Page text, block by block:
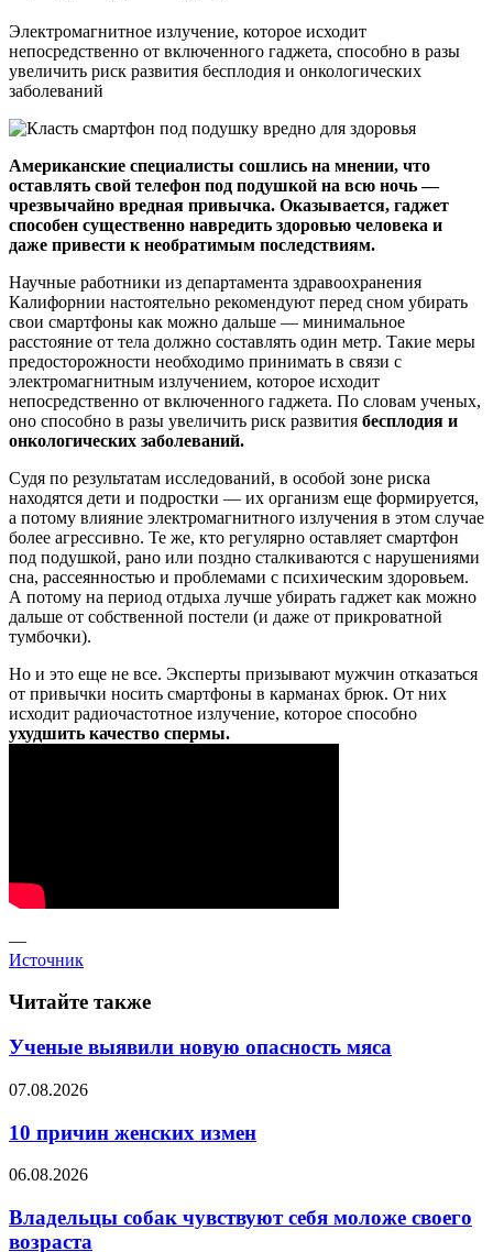
Электромагнитное излучение, которое исходит
непосредственно от включенного гаджета, способно в разы
увеличить риск развития бесплодия и онкологических
заболеваний
Американские специалисты сошлись на мнении, что
оставлять свой телефон под подушкой на всю ночь —
чрезвычайно вредная привычка. Оказывается, гаджет
способен существенно навредить здоровью человека и
даже привести к необратимым последствиям.
Научные работники из департамента здравоохранения
Калифорнии настоятельно рекомендуют перед сном убирать
свои смартфоны как можно дальше — минимальное
расстояние от тела должно составлять один метр. Такие меры
предосторожности необходимо принимать в связи с
электромагнитным излучением, которое исходит
непосредственно от включенного гаджета. По словам ученых,
оно способно в разы увеличить риск развития бесплодия и
онкологических заболеваний.
Судя по результатам исследований, в особой зоне риска
находятся дети и подростки — их организм еще формируется,
а потому влияние электромагнитного излучения в этом случае
более агрессивно. Те же, кто регулярно оставляет смартфон
под подушкой, рано или поздно сталкиваются с нарушениями
сна, рассеянностью и проблемами с психическим здоровьем.
А потому на период отдыха лучше убирать гаджет как можно
дальше от собственной постели (и даже от прикроватной
тумбочки).
Но и это еще не все. Эксперты призывают мужчин отказаться
от привычки носить смартфоны в карманах брюк. От них
исходит радиочастотное излучение, которое способно
ухудшить качество спермы.
—
Источник
Читайте также
Ученые выявили новую опасность мяса
07.08.2026
10 причин женских измен
06.08.2026
Владельцы собак чувствуют себя моложе своего
возраста